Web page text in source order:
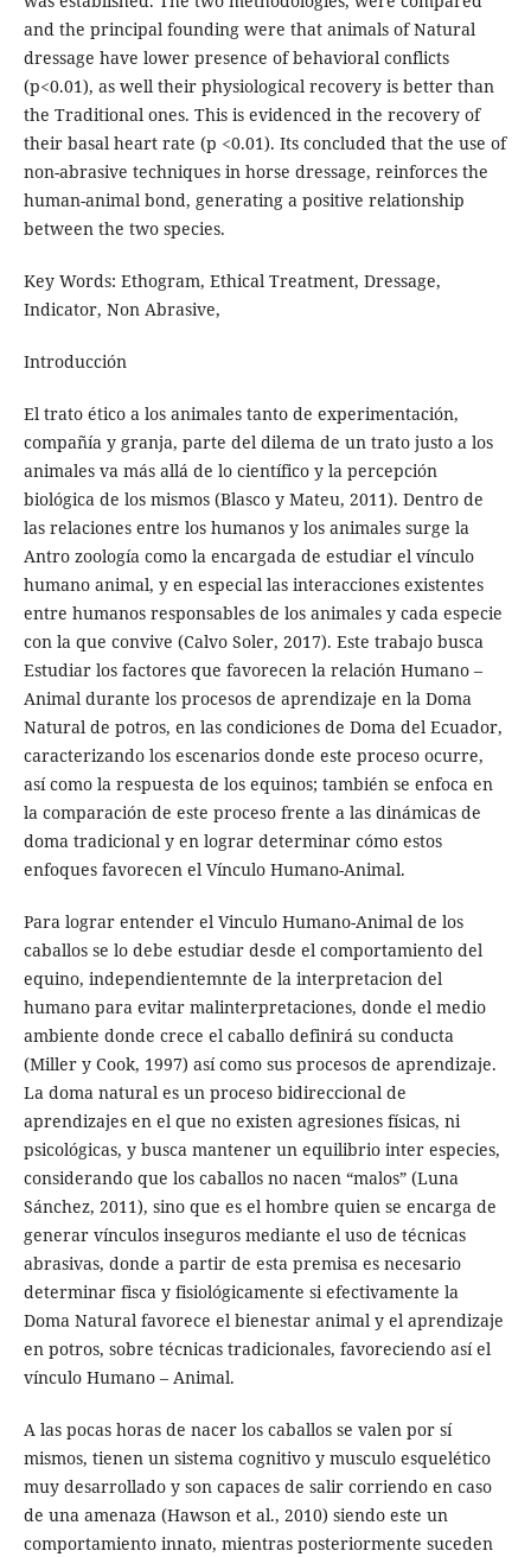
and the principal founding were that animals of Natural
dressage have lower presence of behavioral conflicts
(p<0.01), as well their physiological recovery is better than
the Traditional ones. This is evidenced in the recovery of
their basal heart rate (p <0.01). Its concluded that the use of
non-abrasive techniques in horse dressage, reinforces the
human-animal bond, generating a positive relationship
between the two species.
Key Words: Ethogram, Ethical Treatment, Dressage,
Indicator, Non Abrasive,
Introducción
El trato ético a los animales tanto de experimentación,
compañía y granja, parte del dilema de un trato justo a los
animales va más allá de lo científico y la percepción
biológica de los mismos (Blasco y Mateu, 2011). Dentro de
las relaciones entre los humanos y los animales surge la
Antro zoología como la encargada de estudiar el vínculo
humano animal, y en especial las interacciones existentes
entre humanos responsables de los animales y cada especie
con la que convive (Calvo Soler, 2017). Este trabajo busca
Estudiar los factores que favorecen la relación Humano –
Animal durante los procesos de aprendizaje en la Doma
Natural de potros, en las condiciones de Doma del Ecuador,
caracterizando los escenarios donde este proceso ocurre,
así como la respuesta de los equinos; también se enfoca en
la comparación de este proceso frente a las dinámicas de
doma tradicional y en lograr determinar cómo estos
enfoques favorecen el Vínculo Humano-Animal.
Para lograr entender el Vinculo Humano-Animal de los
caballos se lo debe estudiar desde el comportamiento del
equino, independientemnte de la interpretacion del
humano para evitar malinterpretaciones, donde el medio
ambiente donde crece el caballo definirá su conducta
(Miller y Cook, 1997) así como sus procesos de aprendizaje.
La doma natural es un proceso bidireccional de
aprendizajes en el que no existen agresiones físicas, ni
psicológicas, y busca mantener un equilibrio inter especies,
considerando que los caballos no nacen “malos” (Luna
Sánchez, 2011), sino que es el hombre quien se encarga de
generar vínculos inseguros mediante el uso de técnicas
abrasivas, donde a partir de esta premisa es necesario
determinar fisca y fisiológicamente si efectivamente la
Doma Natural favorece el bienestar animal y el aprendizaje
en potros, sobre técnicas tradicionales, favoreciendo así el
vínculo Humano – Animal.
A las pocas horas de nacer los caballos se valen por sí
mismos, tienen un sistema cognitivo y musculo esquelético
muy desarrollado y son capaces de salir corriendo en caso
de una amenaza (Hawson et al., 2010) siendo este un
comportamiento innato, mientras posteriormente suceden